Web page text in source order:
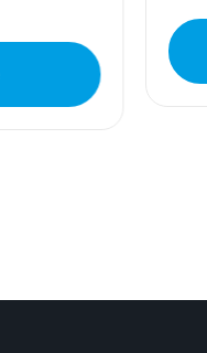
ispravni.